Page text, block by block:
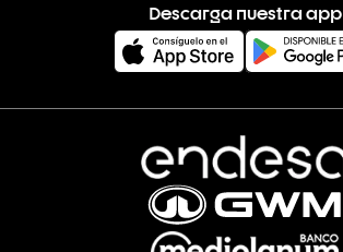
Descarga nuestra app